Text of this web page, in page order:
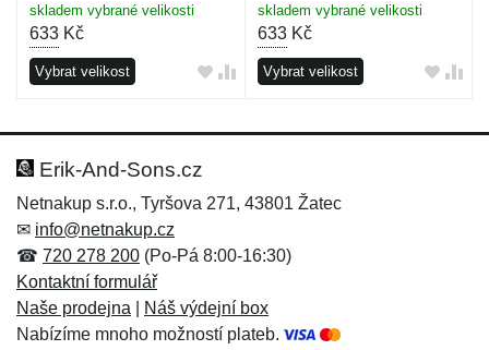
skladem vybrané velikosti
633 Kč
Vybrat velikost
skladem vybrané velikosti
633Kč
Vybrat velikost
Erik-And-Sons.cz
Netnakup s.r.o., Tyršova 271, 43801 Žatec
✉ info@netnakup.cz
☎ 720 278 200 (Po-Pá 8:00-16:30)
Kontaktní formulář
Naše prodejna
Náš výdejní box
Nabízíme mnoho možností plateb.